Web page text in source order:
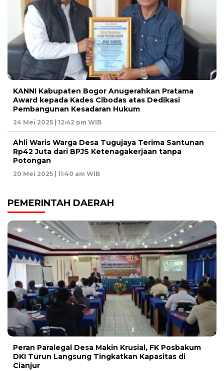
KANNI Kabupaten Bogor Anugerahkan Pratama
Award kepada Kades Cibodas atas Dedikasi
Pembangunan Kesadaran Hukum
24 Mei 2025 | 12:42 pm WIB
Ahli Waris Warga Desa Tugujaya Terima Santunan
Rp42 Juta dari BPJS Ketenagakerjaan tanpa
Potongan
20 Mei 2025 | 11:40 am WIB
PEMERINTAH DAERAH
Peran Paralegal Desa Makin Krusial, FK Posbakum
DKI Turun Langsung Tingkatkan Kapasitas di
Cianjur